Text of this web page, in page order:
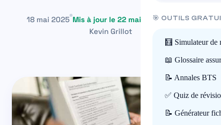
🎯 OUTILS
🧮 Simulateur de
📖 Glossaire
📝 Annales BTS
✅ Quiz de
📝 Générateur
18 mai 2025 Mis à jour le 22 mai 2026
~13 min
Kevin Grillot